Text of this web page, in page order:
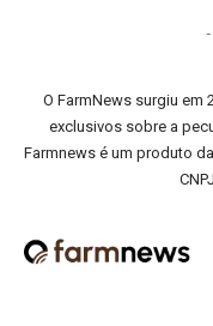
-
O FarmNews surgiu
exclusivos sobre a
Farmnews é um produto da